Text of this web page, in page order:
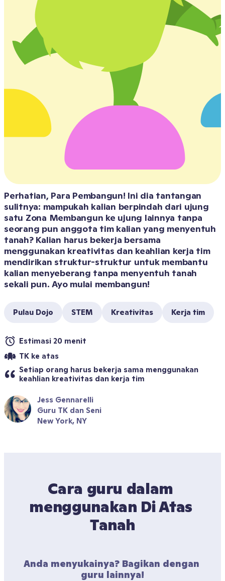
Perhatian, Para Pembangun! Ini dia tantangan
sulitnya: mampukah kalian berpindah dari ujung
satu Zona Membangun ke ujung lainnya tanpa
seorang pun anggota tim kalian yang menyentuh
tanah? Kalian harus bekerja bersama
menggunakan kreativitas dan keahlian kerja tim
mendirikan struktur-struktur untuk membantu
kalian menyeberang tanpa menyentuh tanah
sekali pun. Ayo mulai membangun!
Pulau Dojo STEM Kreativitas Kerja tim
Estimasi 20 menit
TK ke atas
Setiap orang harus bekerja sama menggunakan
keahlian kreativitas dan kerja tim
Jess Gennarelli
Guru TK dan Seni
New York, NY
Cara guru dalam
menggunakan Di Atas
Tanah
Anda menyukainya? Bagikan dengan
guru lainnya!